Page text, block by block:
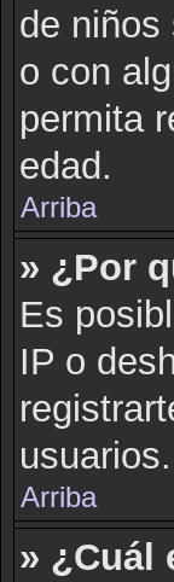
de niños
o con
permita
edad.
Arriba
» ¿Por
Es
IP o
Arriba
» ¿Cuál